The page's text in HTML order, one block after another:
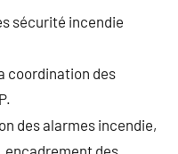
sécurité incendie
coordination des
des alarmes incendie,
encadrement des